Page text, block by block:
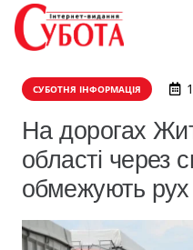
СУБОТНЯ ІНФОРМАЦІЯ
На дорогах
області через
обмежують рух